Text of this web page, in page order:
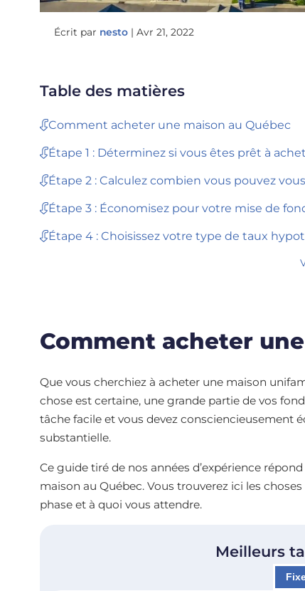
Écrit par nesto | Avr 21, 2022
Table des matières
Comment acheter une maison au Québec
Étape 1 : Déterminez si vous êtes prêt à
Étape 2 : Calculez combien vous pouvez
Étape 3 : Économisez pour votre mise de
Étape 4 : Choisissez votre type de taux
Comment acheter
Que vous cherchiez à acheter une maison
chose est certaine, une grande partie de vos
tâche facile et vous devez consciencieusement
substantielle.
Ce guide tiré de nos années d’expérience
maison au Québec. Vous trouverez ici les
phase et à quoi vous attendre.
Meilleurs